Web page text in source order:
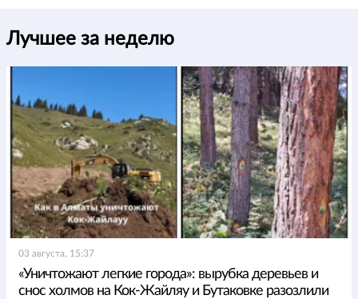
Лучшее за неделю
03 августа, 15:37
«Уничтожают легкие города»: вырубка деревьев и
снос холмов на Кок-Жайляу и Бутаковке разозлили